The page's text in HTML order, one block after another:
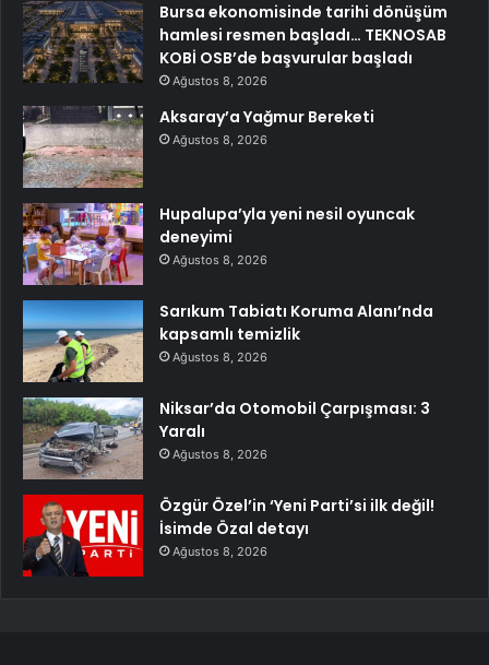
Bursa ekonomisinde tarihi dönüşüm
hamlesi resmen başladı… TEKNOSAB
KOBİ OSB’de başvurular başladı
Ağustos 8, 2026
Aksaray’a Yağmur Bereketi
Ağustos 8, 2026
Hupalupa’yla yeni nesil oyuncak
deneyimi
Ağustos 8, 2026
Sarıkum Tabiatı Koruma Alanı’nda
kapsamlı temizlik
Ağustos 8, 2026
Niksar’da Otomobil Çarpışması: 3
Yaralı
Ağustos 8, 2026
Özgür Özel’in ‘Yeni Parti’si ilk değil!
İsimde Özal detayı
Ağustos 8, 2026